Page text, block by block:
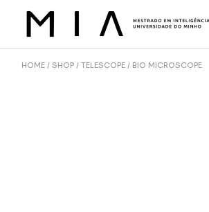
HOME SHOP TELESCOPE BIO MICROSCOPE